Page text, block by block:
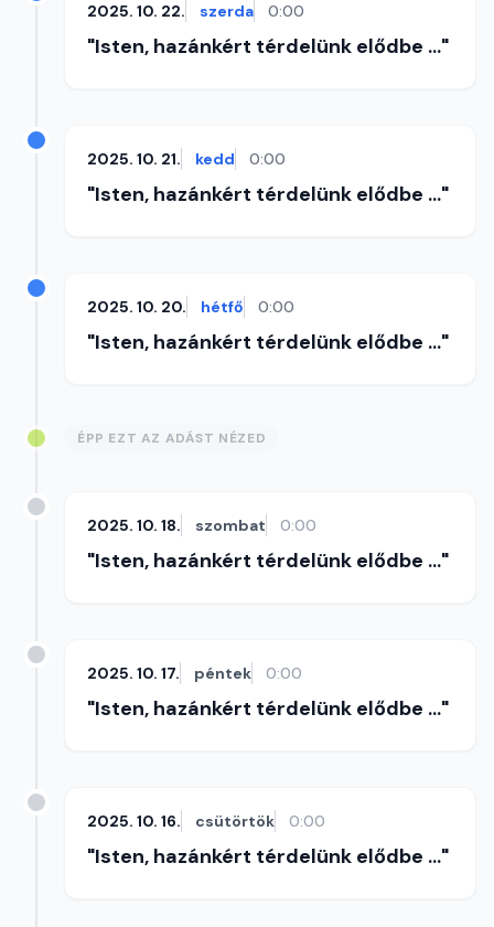
2025. 10. 22. szerda 0:00
"Isten, hazánkért térdelünk elődbe ..."
2025. 10. 21. kedd 0:00
"Isten, hazánkért térdelünk elődbe ..."
2025. 10. 20. hétfő 0:00
"Isten, hazánkért térdelünk elődbe ..."
ÉPP EZT AZ ADÁST NÉZED
2025. 10. 18. szombat 0:00
"Isten, hazánkért térdelünk elődbe ..."
2025. 10. 17. péntek 0:00
"Isten, hazánkért térdelünk elődbe ..."
2025. 10. 16. csütörtök 0:00
"Isten, hazánkért térdelünk elődbe ..."